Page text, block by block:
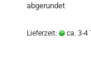
abgerundet
Lieferzeit: ca. 3-4